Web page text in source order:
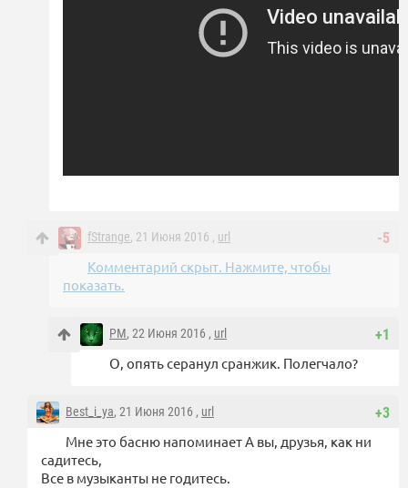
-5
fStrange, 21 Июня 2016 , url
Комментарий скрыт. Нажмите, чтобы
показать.
+1
PM, 22 Июня 2016 , url
О, опять серанул сранжик. Полегчало?
+3
Best_i_ya, 21 Июня 2016 , url
Мне это басню напоминает А вы, друзья, как ни
садитесь,
Все в музыканты не годитесь.